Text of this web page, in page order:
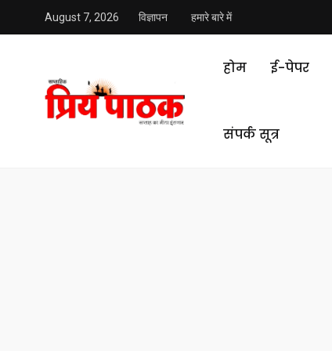
August 7, 2026 विज्ञापन हमारे बारे में
होम ई-पेपर
संपर्क सूत्र